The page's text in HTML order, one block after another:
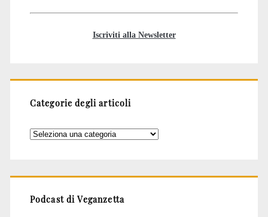
Iscriviti alla Newsletter
Categorie degli articoli
Categorie
Podcast di Veganzetta